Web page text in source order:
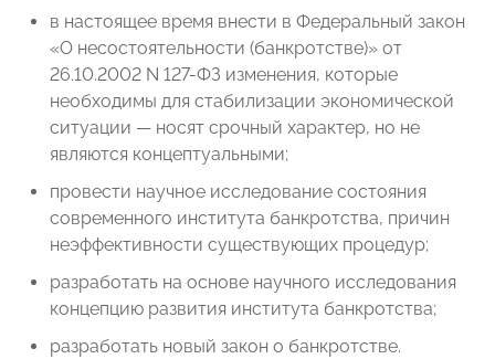
в настоящее время внести в Федеральный закон
«О несостоятельности (банкротстве)» от
26.10.2002 N 127-ФЗ изменения, которые
необходимы для стабилизации экономической
ситуации — носят срочный характер, но не
являются концептуальными;
провести научное исследование состояния
современного института банкротства, причин
неэффективности существующих процедур;
разработать на основе научного исследования
концепцию развития института банкротства;
разработать новый закон о банкротстве.